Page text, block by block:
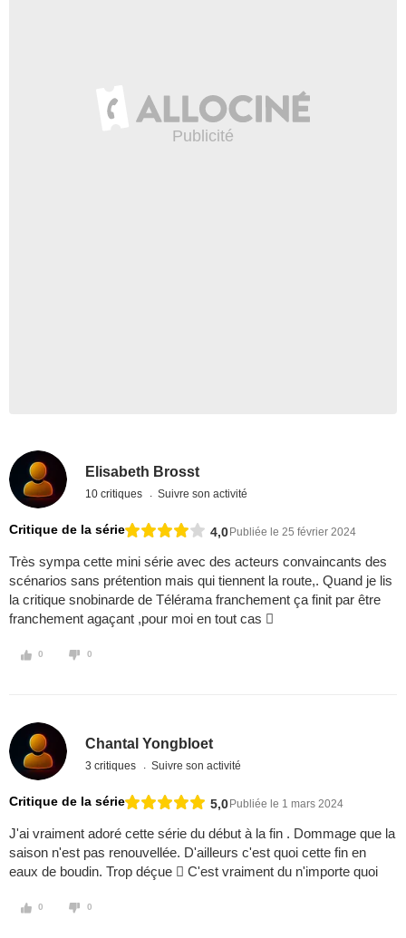
Elisabeth Brosst
10 critiques Suivre son activité
Critique de la série 4,0Publiée le 25 février 2024
Très sympa cette mini série avec des acteurs convaincants des
scénarios sans prétention mais qui tiennent la route,. Quand je lis
la critique snobinarde de Télérama franchement ça finit par être
franchement agaçant ,pour moi en tout cas 
0 0
Chantal Yongbloet
3 critiques Suivre son activité
Critique de la série 5,0Publiée le 1 mars 2024
J'ai vraiment adoré cette série du début à la fin . Dommage que la
saison n'est pas renouvellée. D'ailleurs c'est quoi cette fin en
eaux de boudin. Trop déçue  C'est vraiment du n'importe quoi
0 0